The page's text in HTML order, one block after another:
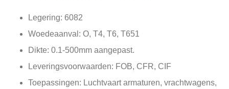
Legering: 6082
Woedeaanval: O, T4, T6, T651
Dikte: 0.1-500mm aangepast.
Leveringsvoorwaarden: FOB, CFR, CIF
Toepassingen: Luchtvaart armaturen, vrachtwagens,